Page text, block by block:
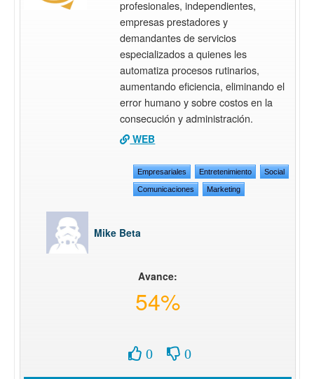
profesionales, independientes,
empresas prestadores y
demandantes de servicios
especializados a quienes les
automatiza procesos rutinarios,
aumentando eficiencia, eliminando el
error humano y sobre costos en la
consecución y administración.
WEB
Empresariales Entretenimiento Social
Comunicaciones Marketing
Mike Beta
Avance:
54%
0 0